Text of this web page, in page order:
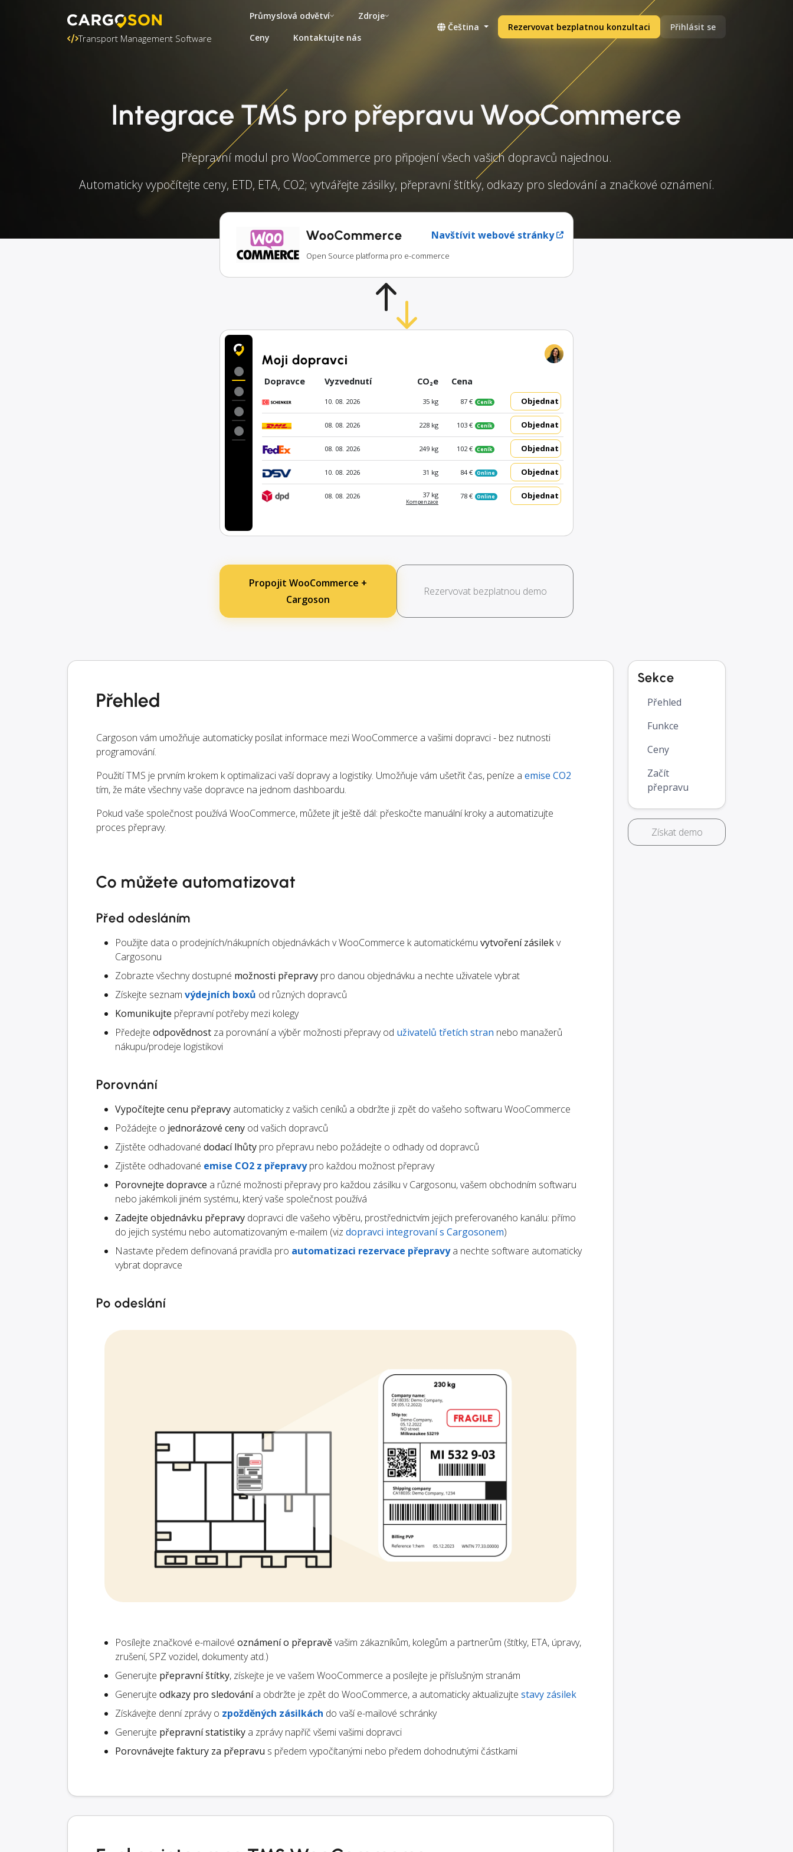
Transport Management Software
Průmyslová odvětví
Zdroje
Ceny
Kontaktujte nás
Čeština Rezervovat bezplatnou konzultaci Přihlásit se
Integrace TMS pro přepravu WooCommerce
Přepravní modul pro WooCommerce pro připojení všech vašich dopravců najednou.
Automaticky vypočítejte ceny, ETD, ETA, CO2; vytvářejte zásilky, přepravní štítky, odkazy pro sledování a značkové oznámení.
WooCommerce Navštívit webové stránky
Open Source platforma pro e-commerce
Moji dopravci
Dopravce Vyzvednutí CO₂e Cena
10. 08. 2026 35 kg 87 € Ceník Objednat
08. 08. 2026 228 kg 103 € Ceník Objednat
08. 08. 2026 249 kg 102 € Ceník Objednat
10. 08. 2026 31 kg 84 € Online Objednat
08. 08. 2026 37 kg
Kompen­zace
78 € Online Objednat
Propojit WooCommerce +
Cargoson
Rezervovat bezplatnou demo
Přehled
Cargoson vám umožňuje automaticky posílat informace mezi WooCommerce a vašimi dopravci - bez nutnosti
programování.
Použití TMS je prvním krokem k optimalizaci vaší dopravy a logistiky. Umožňuje vám ušetřit čas, peníze a emise CO2
tím, že máte všechny vaše dopravce na jednom dashboardu.
Pokud vaše společnost používá WooCommerce, můžete jít ještě dál: přeskočte manuální kroky a automatizujte
proces přepravy.
Co můžete automatizovat
Před odesláním
Použijte data o prodejních/nákupních objednávkách v WooCommerce k automatickému vytvoření zásilekv
Cargosonu
Zobrazte všechny dostupné možnosti přepravy pro danou objednávku a nechte uživatele vybrat
Získejte seznam výdejních boxů od různých dopravců
Komunikujte přepravní potřeby mezi kolegy
Předejte odpovědnost za porovnání a výběr možnosti přepravy od uživatelů třetích stran nebo manažerů
nákupu/prodeje logistikovi
Porovnání
Vypočítejte cenu přepravy automaticky z vašich ceníků a obdržte ji zpět do vašeho softwaru WooCommerce
Požádejte o jednorázové ceny od vašich dopravců
Zjistěte odhadované dodací lhůty pro přepravu nebo požádejte o odhady od dopravců
Zjistěte odhadované emise CO2 z přepravypro každou možnost přepravy
Porovnejte dopravce a různé možnosti přepravy pro každou zásilku v Cargosonu, vašem obchodním softwaru
nebo jakémkoli jiném systému, který vaše společnost používá
Zadejte objednávku přepravy dopravci dle vašeho výběru, prostřednictvím jejich preferovaného kanálu: přímo
do jejich systému nebo automatizovaným e-mailem (viz dopravci integrovaní s Cargosonem)
Nastavte předem definovaná pravidla pro automatizaci rezervace přepravya nechte software automaticky
vybrat dopravce
Po odeslání
Posílejte značkové e-mailové oznámení o přepravěvašim zákazníkům, kolegům a partnerům (štítky, ETA, úpravy,
zrušení, SPZ vozidel, dokumenty atd.)
Generujte přepravní štítky, získejte je ve vašem WooCommerce a posílejte je příslušným stranám
Generujte odkazy pro sledovánía obdržte je zpět do WooCommerce, a automaticky aktualizujte stavy zásilek
Získávejte denní zprávy o zpožděných zásilkách do vaší e-mailové schránky
Generujte přepravní statistiky a zprávy napříč všemi vašimi dopravci
Porovnávejte faktury za přepravu s předem vypočítanými nebo předem dohodnutými částkami
Sekce
Přehled
Funkce
Ceny
Začít
přepravu
Získat demo